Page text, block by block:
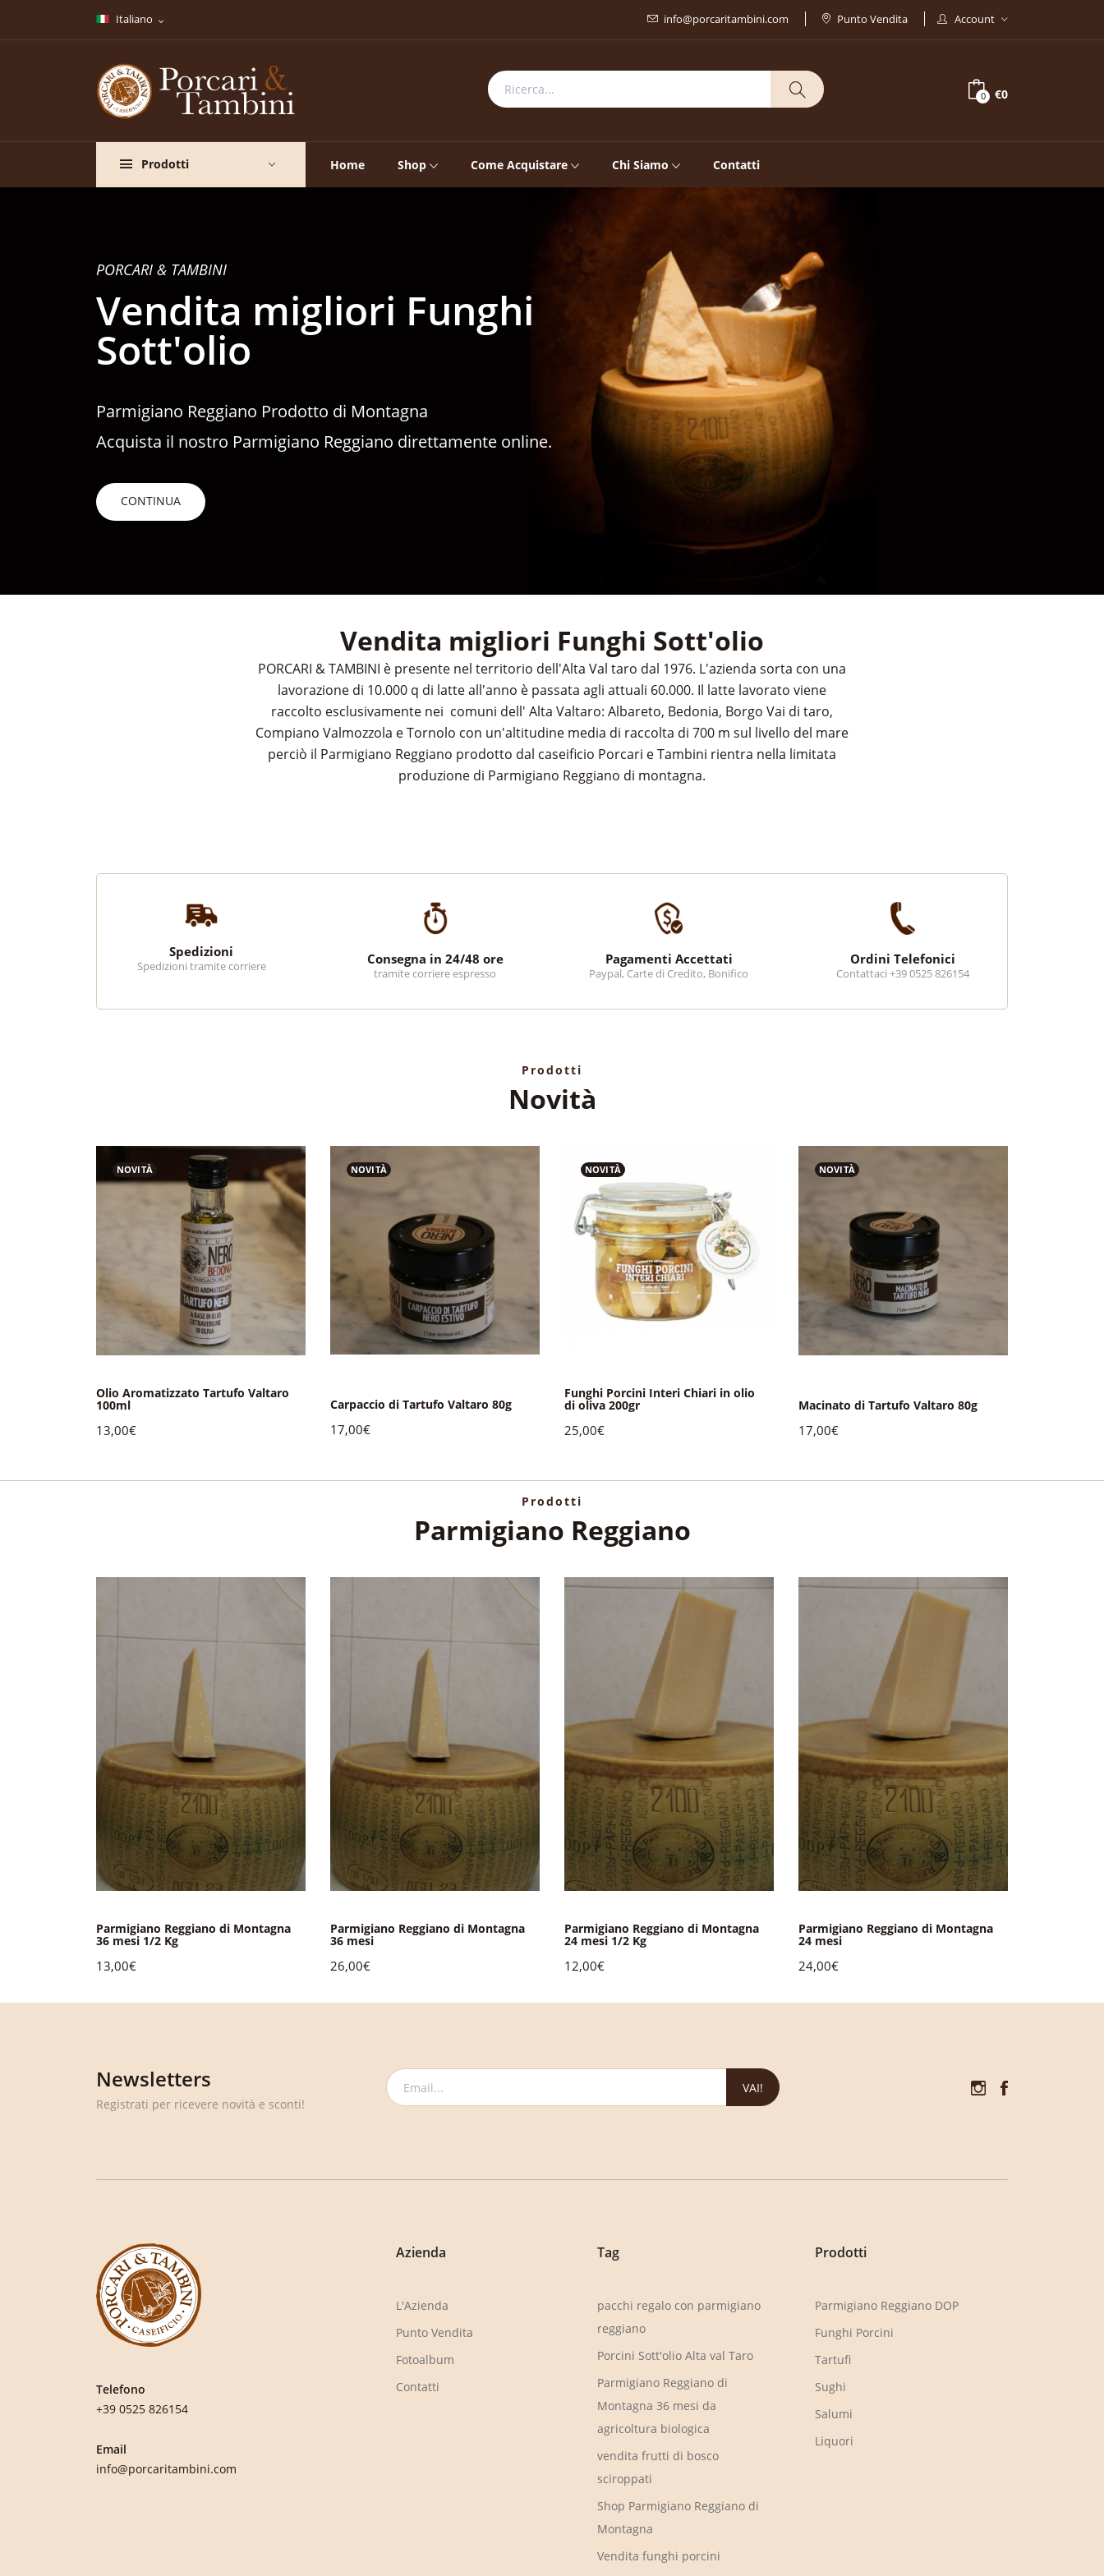
Italiano info@porcaritambini.com Punto Vendita Account
0 €0
Prodotti Home Shop Come Acquistare Chi Siamo Contatti
PORCARI & TAMBINI
Vendita migliori Funghi
Sott'olio
Parmigiano Reggiano Prodotto di Montagna
Acquista il nostro Parmigiano Reggiano direttamente online.
CONTINUA
Vendita migliori Funghi Sott'olio
PORCARI & TAMBINI è presente nel territorio dell'Alta Val taro dal 1976. L'azienda sorta con una
lavorazione di 10.000 q di latte all'anno è passata agli attuali 60.000. Il latte lavorato viene
raccolto esclusivamente nei comuni dell' Alta Valtaro: Albareto, Bedonia, Borgo Vai di taro,
Compiano Valmozzola e Tornolo con un'altitudine media di raccolta di 700 m sul livello del mare
perciò il Parmigiano Reggiano prodotto dal caseificio Porcari e Tambini rientra nella limitata
produzione di Parmigiano Reggiano di montagna.
Spedizioni
Spedizioni tramite corriere Consegna in 24/48 ore
tramite corriere espresso
Pagamenti Accettati
Paypal, Carte di Credito, Bonifico
Ordini Telefonici
Contattaci +39 0525 826154
Prodotti
Novità
NOVITÀ
Olio Aromatizzato Tartufo Valtaro
100ml
13,00€
NOVITÀ
Carpaccio di Tartufo Valtaro 80g
17,00€
NOVITÀ
Funghi Porcini Interi Chiari in olio
di oliva 200gr
25,00€
NOVITÀ
Macinato di Tartufo Valtaro 80g
17,00€
Prodotti
Parmigiano Reggiano
Parmigiano Reggiano di Montagna
36 mesi 1/2 Kg
13,00€
Parmigiano Reggiano di Montagna
36 mesi
26,00€
Parmigiano Reggiano di Montagna
24 mesi 1/2 Kg
12,00€
Parmigiano Reggiano di Montagna
24 mesi
24,00€
Newsletters
Registrati per ricevere novità e sconti!
VAI!
Telefono
+39 0525 826154
Email
info@porcaritambini.com
Azienda
L'Azienda
Punto Vendita
Fotoalbum
Contatti
Tag
pacchi regalo con parmigiano
reggiano
Porcini Sott'olio Alta val Taro
Parmigiano Reggiano di
Montagna 36 mesi da
agricoltura biologica
vendita frutti di bosco
sciroppati
Shop Parmigiano Reggiano di
Montagna
Vendita funghi porcini
Prodotti
Parmigiano Reggiano DOP
Funghi Porcini
Tartufi
Sughi
Salumi
Liquori